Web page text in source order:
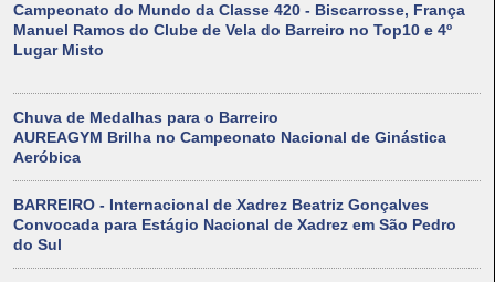
Campeonato do Mundo da Classe 420 - Biscarrosse, França
Manuel Ramos do Clube de Vela do Barreiro no Top10 e 4º
Lugar Misto
Chuva de Medalhas para o Barreiro
AUREAGYM Brilha no Campeonato Nacional de Ginástica
Aeróbica
BARREIRO - Internacional de Xadrez Beatriz Gonçalves
Convocada para Estágio Nacional de Xadrez em São Pedro
do Sul